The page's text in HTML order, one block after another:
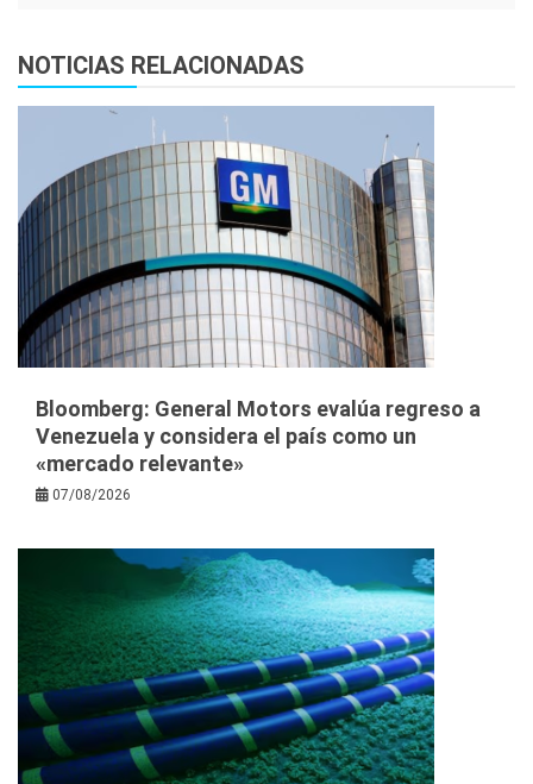
NOTICIAS RELACIONADAS
Bloomberg: General Motors evalúa regreso a
Venezuela y considera el país como un
«mercado relevante»
07/08/2026